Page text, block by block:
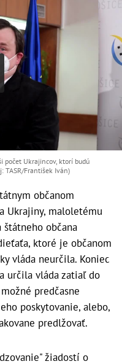
počet Ukrajincov, ktorí budú
TASR/František Iván)
občanom
Ukrajiny, maloletému
občana
ktoré je občanom
vláda neurčila. Koniec
určila vláda zatiaľ do
predčasne
poskytovanie, alebo,
predlžovať.
žiadostí o